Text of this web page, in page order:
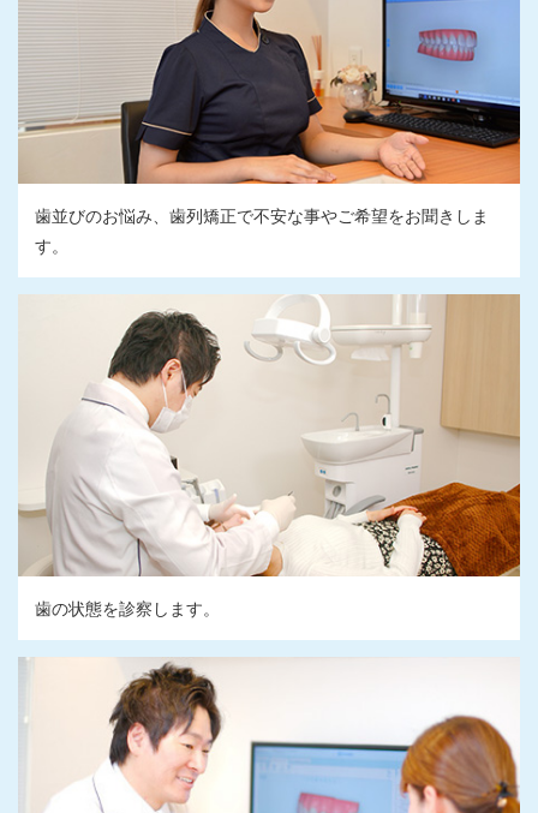
歯並びのお悩み、歯列矯正で不安な事やご希望をお聞きしま
す。
歯の状態を診察します。